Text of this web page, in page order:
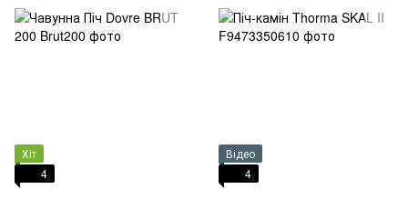
Хіт
4
Відео
4